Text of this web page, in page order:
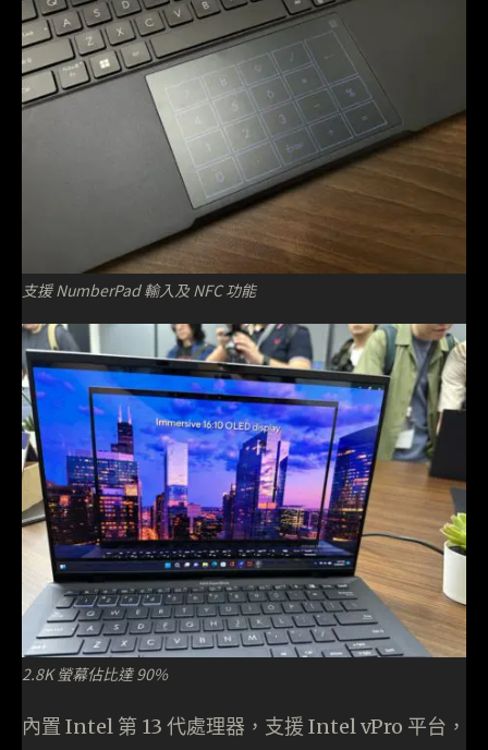
支援 NumberPad 輸入及 NFC 功能
2.8K 螢幕佔比達 90%
內置 Intel 第 13 代處理器，支援 Intel vPro 平台，